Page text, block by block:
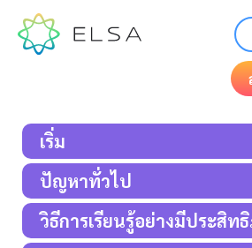
เริ่ม
ปัญหาทั่วไป
วิธีการเรียนรู้อย่างมีประสิท